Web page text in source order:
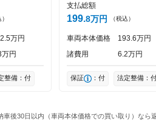
5万円
万円
整備：付
支払総額
199 8万円 （税込）
車両本体価格 193 6万円
諸費用
6 2万円
保証 ：付 法定整備：
後30日以内（車両本体価格での買い取り）なら